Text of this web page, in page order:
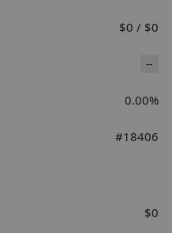
$0 / $0
--
0.00%
#18406
$0